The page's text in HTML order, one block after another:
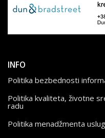
INFO
Politika bezbednosti
Politika kvaliteta, životne
radu
Politika menadžmenta